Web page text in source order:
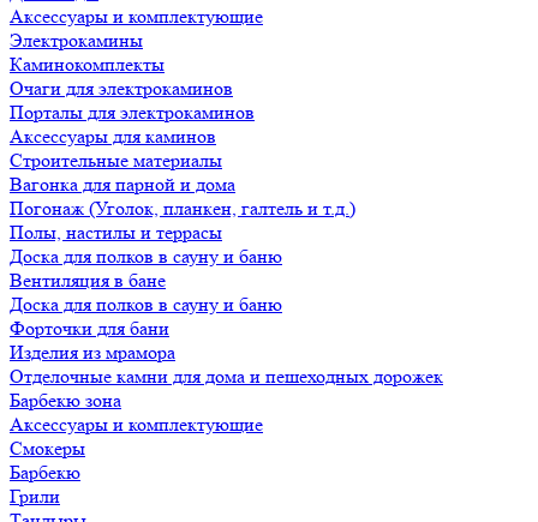
Аксессуары и комплектующие
Электрокамины
Каминокомплекты
Очаги для электрокаминов
Порталы для электрокаминов
Аксессуары для каминов
Строительные материалы
Вагонка для парной и дома
Погонаж (Уголок, планкен, галтель и т.д.)
Полы, настилы и террасы
Доска для полков в сауну и баню
Вентиляция в бане
Доска для полков в сауну и баню
Форточки для бани
Изделия из мрамора
Отделочные камни для дома и пешеходных дорожек
Барбекю зона
Аксессуары и комплектующие
Смокеры
Барбекю
Грили